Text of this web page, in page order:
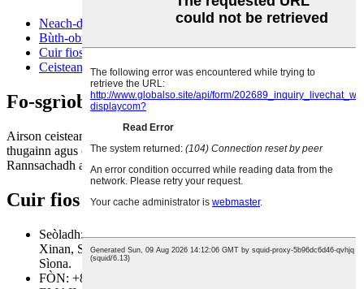
Neach-dèanamh Taisbeanaidh Reic Gnàthaichte
Bùth-obrach
Cuir fios thugainn
Ceistean Cumanta
Fo-sgrìobh
Airson ceistean mu ar bathar no ar liosta prìsean, fàg do phost-d
thugainn agus cuiridh sinn fios thugad taobh a-staigh 24 uairean.
Rannsachadh a-nis
Cuir fios thugainn
Seòladh: Àir.1 Sòn Gnìomhachais Yingtou, Nan An, Sràid
Xinan, Sgìre Sanshui, Cathair Foshan, Roinn Guangdong,
Sìona.
FÒN: +86 767 86198640